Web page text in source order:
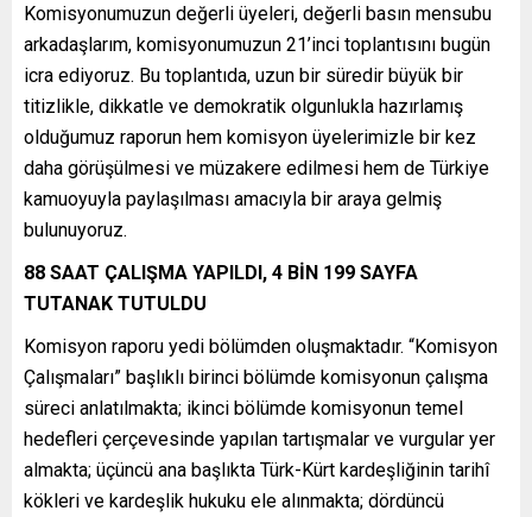
Komisyonumuzun değerli üyeleri, değerli basın mensubu
arkadaşlarım, komisyonumuzun 21’inci toplantısını bugün
icra ediyoruz. Bu toplantıda, uzun bir süredir büyük bir
titizlikle, dikkatle ve demokratik olgunlukla hazırlamış
olduğumuz raporun hem komisyon üyelerimizle bir kez
daha görüşülmesi ve müzakere edilmesi hem de Türkiye
kamuoyuyla paylaşılması amacıyla bir araya gelmiş
bulunuyoruz.
88 SAAT ÇALIŞMA YAPILDI, 4 BİN 199 SAYFA
TUTANAK TUTULDU
Komisyon raporu yedi bölümden oluşmaktadır. “Komisyon
Çalışmaları” başlıklı birinci bölümde komisyonun çalışma
süreci anlatılmakta; ikinci bölümde komisyonun temel
hedefleri çerçevesinde yapılan tartışmalar ve vurgular yer
almakta; üçüncü ana başlıkta Türk-Kürt kardeşliğinin tarihî
kökleri ve kardeşlik hukuku ele alınmakta; dördüncü